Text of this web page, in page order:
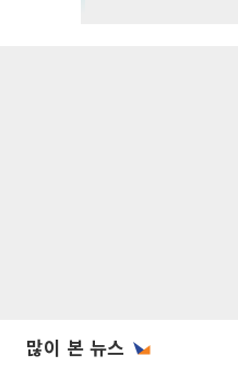
많이 본 뉴스